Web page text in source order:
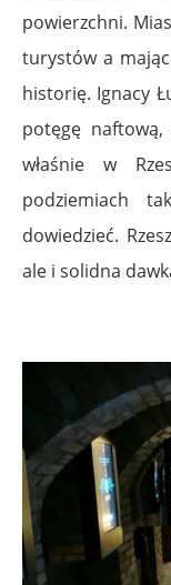
powierzchni.
turystów a
historię. Ignacy
potęgę
właśnie w
podziemiach
dowiedzieć.
ale i solidna